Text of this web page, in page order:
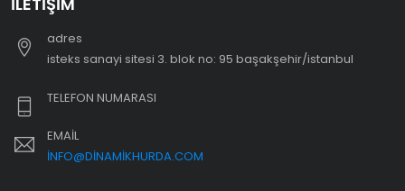
adres
i̇steks sanayi sitesi 3. blok no: 95 başakşehir/i̇stanbul
TELEFON NUMARASI
EMAIL
INFO@DINAMIKHURDA.COM